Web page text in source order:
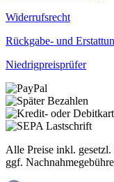
Widerrufsrecht
Rückgabe- und
Niedrigpreisprüfer
Alle Preise inkl.
ggf.